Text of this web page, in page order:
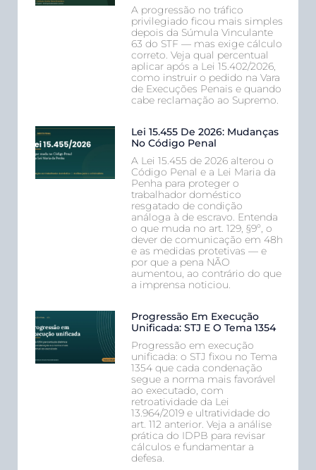
A progressão no tráfico
privilegiado ficou mais simples
depois da Súmula Vinculante
63 do STF — mas exige cálculo
correto. Veja qual percentual
aplicar após a Lei 15.402/2026,
como instruir o pedido na Vara
de Execuções Penais e quando
cabe reclamação ao Supremo.
Lei 15.455 De 2026: Mudanças
No Código Penal
A Lei 15.455 de 2026 alterou o
Código Penal e a Lei Maria da
Penha para proteger o
trabalhador doméstico
resgatado de condição
análoga à de escravo. Entenda
o que muda no art. 129, §9º, o
dever de comunicação em 48h
e as medidas protetivas — e
por que a pena NÃO
aumentou, ao contrário do que
a imprensa noticiou.
Progressão Em Execução
Unificada: STJ E O Tema 1354
Progressão em execução
unificada: o STJ fixou no Tema
1354 que cada condenação
segue a norma mais favorável
ao executado, com
retroatividade da Lei
13.964/2019 e ultratividade do
art. 112 anterior. Veja a análise
prática do IDPB para revisar
cálculos e fundamentar a
defesa.